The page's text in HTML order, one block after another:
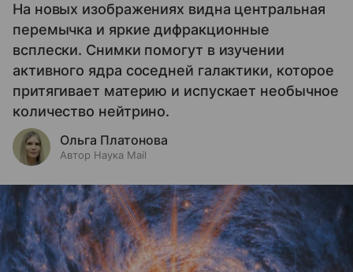
На новых изображениях видна центральная
перемычка и яркие дифракционные
всплески. Снимки помогут в изучении
активного ядра соседней галактики, которое
притягивает материю и испускает необычное
количество нейтрино.
Ольга Платонова
Автор Наука Mail